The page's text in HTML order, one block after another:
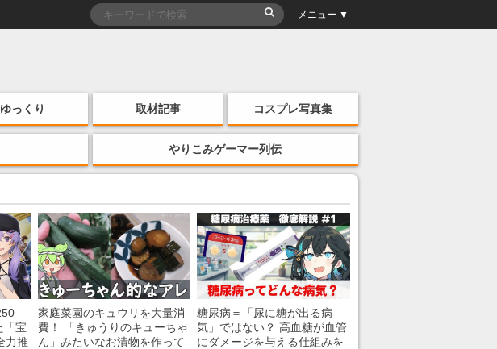
メニュー ▼
ゆっくり 取材記事 コスプレ写真集
やりこみゲーマー列伝
「宝
力推
家庭菜園のキュウリを大量消
費！ 「きゅうりのキューちゃ
ん」みたいなお漬物を作って
糖尿病＝「尿に糖が出る病
気」ではない？ 高血糖が血管
にダメージを与える仕組みを